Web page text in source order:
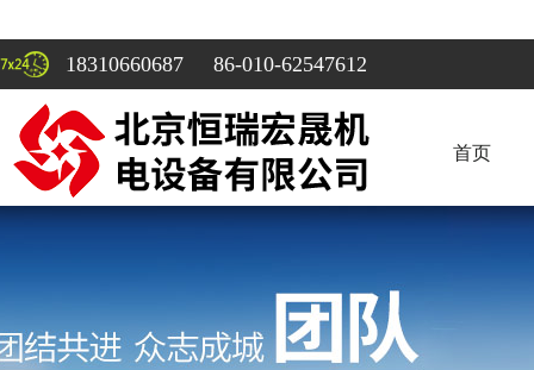
18310660687 86-010-62547612
首页